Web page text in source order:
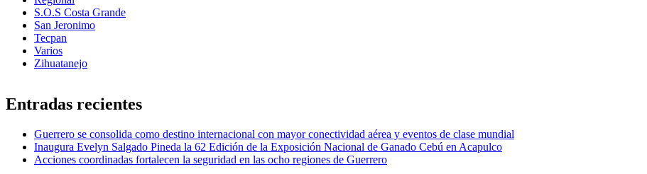
S.O.S Costa Grande
San Jeronimo
Tecpan
Varios
Zihuatanejo
Entradas recientes
Guerrero se consolida como destino internacional con mayor conectividad aérea y eventos de clase mundial
Inaugura Evelyn Salgado Pineda la 62 Edición de la Exposición Nacional de Ganado Cebú en Acapulco
Acciones coordinadas fortalecen la seguridad en las ocho regiones de Guerrero